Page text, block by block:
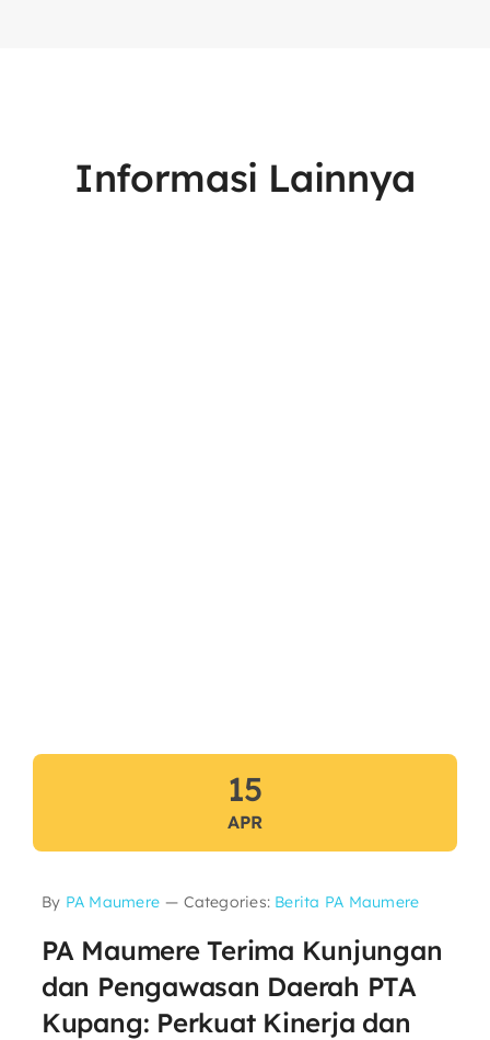
Informasi Lainnya
15
APR
By PA Maumere — Categories: Berita PA Maumere
PA Maumere Terima Kunjungan
dan Pengawasan Daerah PTA
Kupang: Perkuat Kinerja dan